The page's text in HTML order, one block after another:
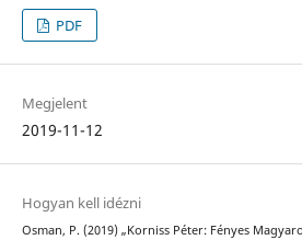
PDF
Megjelent
2019-11-12
Hogyan kell idézni
Osman, P. (2019) „Korniss Péter: Fényes